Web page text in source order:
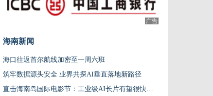
广告
海南新闻
海口往返首尔航线加密至一周六班
筑牢数据源头安全 业界共探AI垂直落地新路径
直击海南岛国际电影节：工业级AI长片有望很快涌现